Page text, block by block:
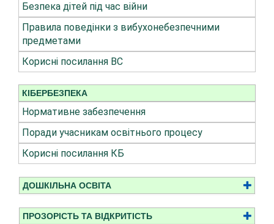
Безпека дітей під час війни
Правила поведінки з вибухонебезпечними
предметами
Корисні посилання ВС
КІБЕРБЕЗПЕКА
Нормативне забезпечення
Поради учасникам освітнього процесу
Корисні посилання КБ
ДОШКІЛЬНА ОСВІТА
ПРОЗОРІСТЬ ТА ВІДКРИТІСТЬ